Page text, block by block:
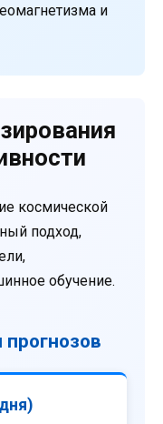
и
космической
подход,
обучение.